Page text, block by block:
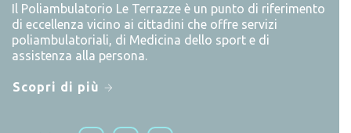
Il Poliambulatorio Le Terrazze è un punto di riferimento
di eccellenza vicino ai cittadini che offre servizi
poliambulatoriali, di Medicina dello sport e di
assistenza alla persona.
Scopri di più